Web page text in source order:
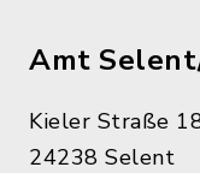
Amt
Kieler Straße
24238 Selent